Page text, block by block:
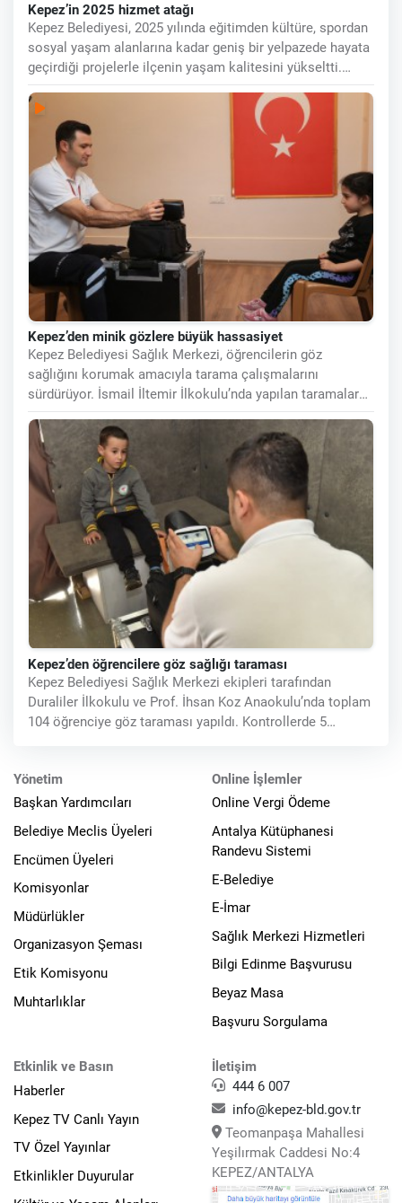
Kepez’in 2025 hizmet atağı
Kepez Belediyesi, 2025 yılında eğitimden kültüre, spordan
sosyal yaşam alanlarına kadar geniş bir yelpazede hayata
geçirdiği projelerle ilçenin yaşam kalitesini yükseltti.
İlçenin
Kepez’den minik gözlere büyük hassasiyet
Kepez Belediyesi Sağlık Merkezi, öğrencilerin göz
sağlığını korumak amacıyla tarama çalışmalarını
sürdürüyor. İsmail İltemir İlkokulu’nda yapılan taramalarda
612 öğrenciden
Kepez’den öğrencilere göz sağlığı taraması
Kepez Belediyesi Sağlık Merkezi ekipleri tarafından
Duraliler İlkokulu ve Prof. İhsan Koz Anaokulu’nda toplam
104 öğrenciye göz taraması yapıldı. Kontrollerde 5
Yönetim
Başkan Yardımcıları
Belediye Meclis Üyeleri
Encümen Üyeleri
Komisyonlar
Müdürlükler
Organizasyon Şeması
Etik Komisyonu
Muhtarlıklar
Online İşlemler
Online Vergi Ödeme
Antalya Kütüphanesi
Randevu Sistemi
E-Belediye
E-İmar
Sağlık Merkezi Hizmetleri
Bilgi Edinme Başvurusu
Beyaz Masa
Başvuru Sorgulama
Etkinlik ve Basın
Haberler
Kepez TV Canlı Yayın
TV Özel Yayınlar
Etkinlikler Duyurular
İletişim
444 6 007
info@kepez-bld.gov.tr
Teomanpaşa Mahallesi
Yeşilırmak Caddesi No:4
KEPEZ/ANTALYA